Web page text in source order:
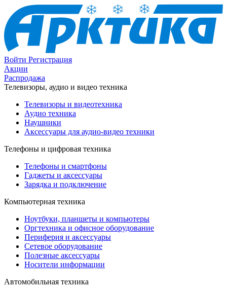
Войти Регистрация
Акции
Распродажа
Телевизоры, аудио и видео техника
Телевизоры и видеотехника
Аудио техника
Наушники
Аксессуары для аудио-видео техники
Телефоны и цифровая техника
Телефоны и смартфоны
Гаджеты и аксессуары
Зарядка и подключение
Компьютерная техника
Ноутбуки, планшеты и компьютеры
Оргтехника и офисное оборудование
Периферия и аксессуары
Cетевое оборудование
Полезные аксессуары
Носители информации
Автомобильная техника